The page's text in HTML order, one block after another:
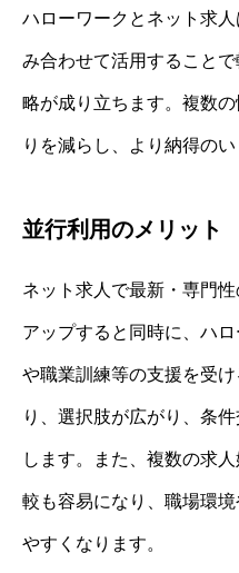
ハローワークとネット求
み合わせて活用すること
略が成り立ちます。複数
りを減らし、より納得の
並行利用のメリット
ネット求人で最新・専門
アップすると同時に、ハ
や職業訓練等の支援を受
り、選択肢が広がり、条
します。また、複数の求
較も容易になり、職場環
やすくなります。